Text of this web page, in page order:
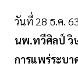
วันที่ 28 ธ.ค.
นพ.ทวีศิลป์ วิ
การแพร่ระบา